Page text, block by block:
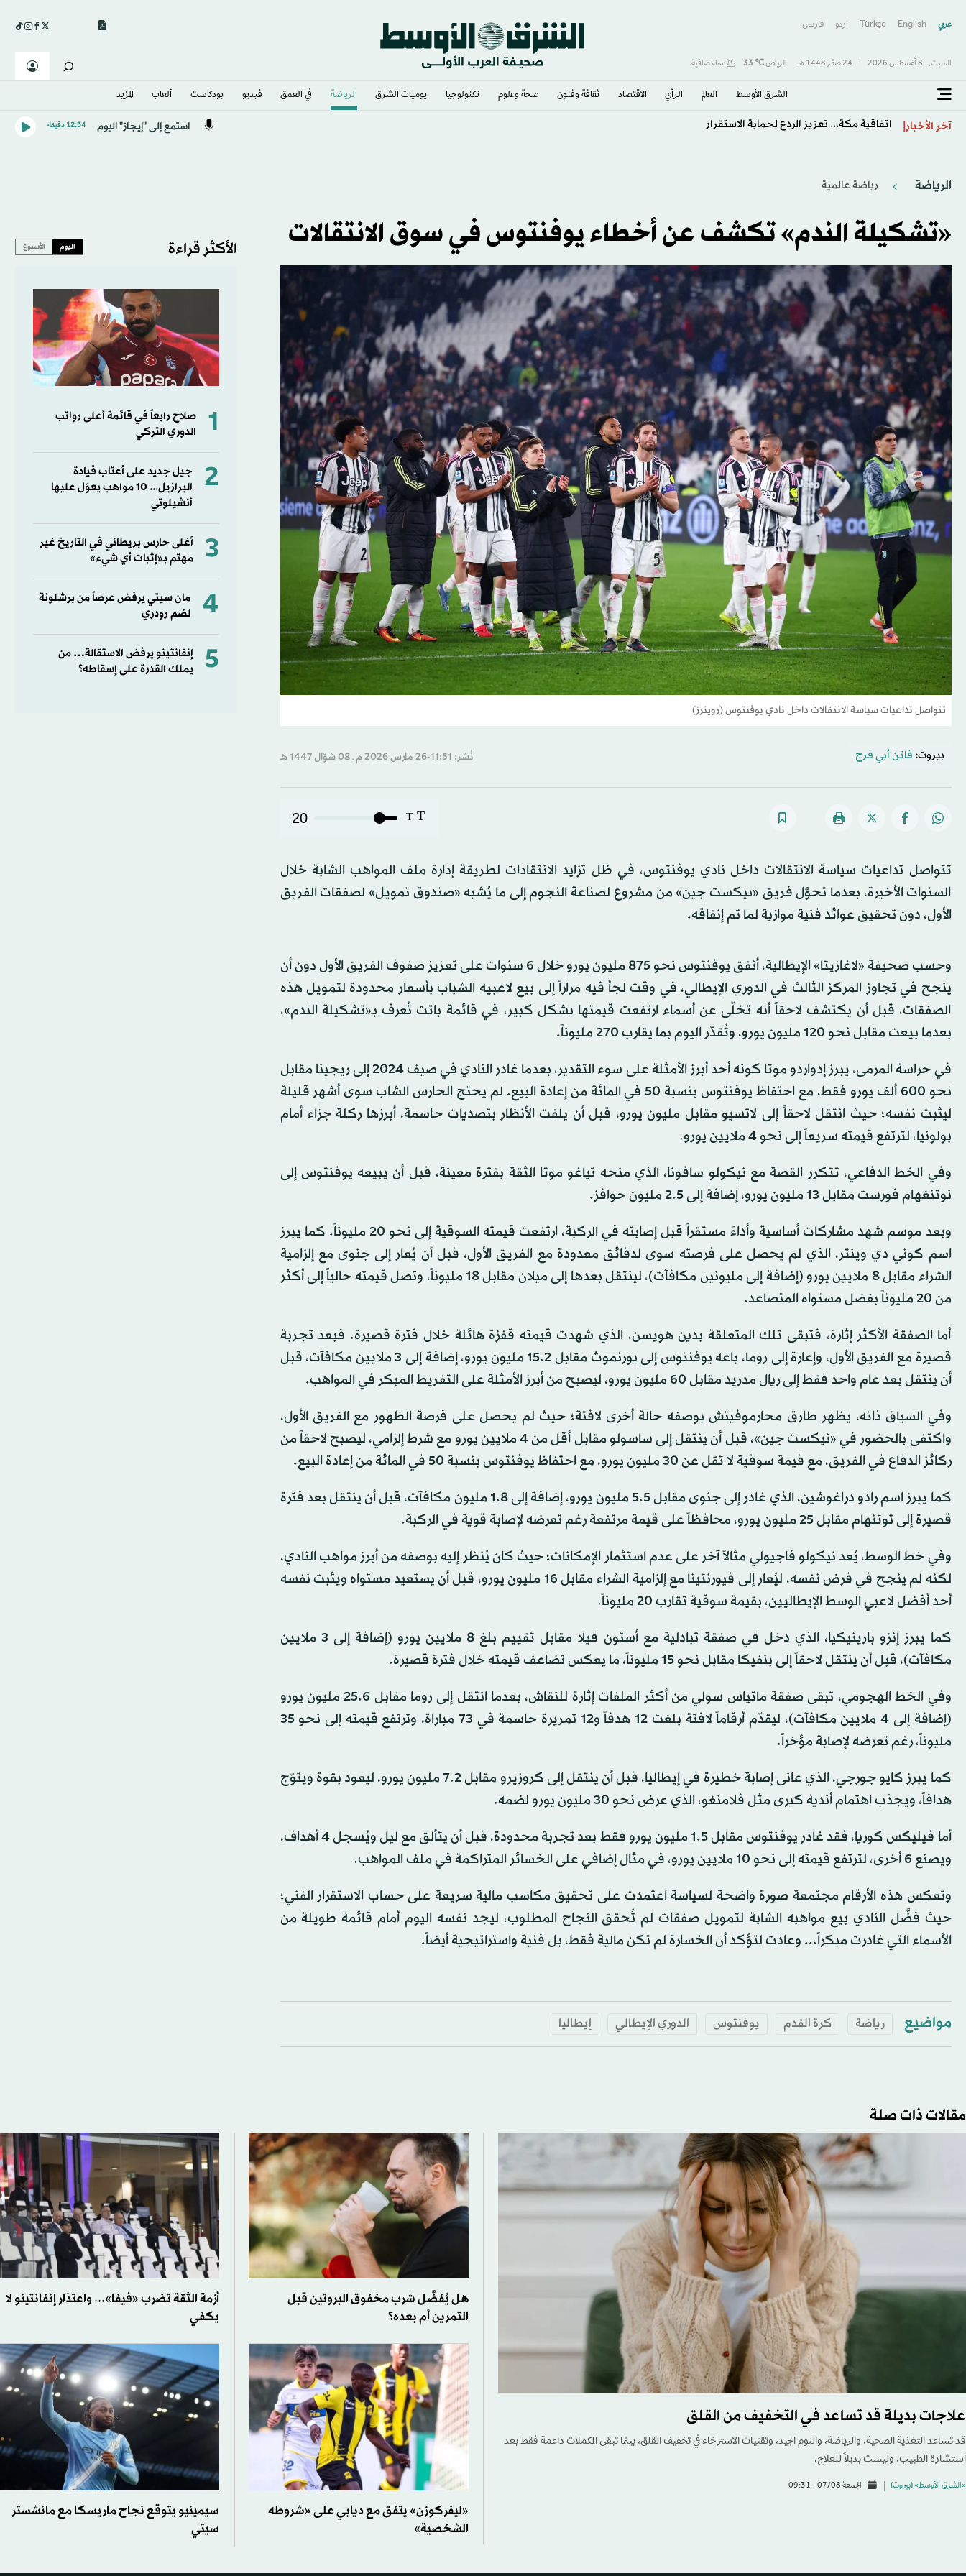
عربي English
Türkçe اردو فارسى
السبت, 8 أغسطس 2026 - 24 صفَر 1448 هـ الرياض℃
33 سماء صافية
الشرق الأوسط​ العالم الرأي الاقتصاد ثقافة وفنون صحة وعلوم تكنولوجيا يوميات الشرق​ الرياضة في العمق فيديو بودكاست ألعاب المزيد
آخر الأخبار اتفاقية مكة... تعزيز الردع لحماية الاستقرار استمع إلى "إيجاز" اليوم 12:34 دقيقه
الرياضة رياضة عالمية
«تشكيلة الندم» تكشف عن أخطاء يوفنتوس في سوق الانتقالات
تتواصل تداعيات سياسة الانتقالات داخل نادي يوفنتوس (رويترز)
بيروت: فاتن أبي فرج نُشر: 11:51-26 مارس 2026 م ـ 08 شوّال 1447 هـ
T
T
20
تتواصل تداعيات سياسة الانتقالات داخل نادي يوفنتوس، في ظل تزايد الانتقادات لطريقة إدارة ملف المواهب الشابة خلال
السنوات الأخيرة، بعدما تحوَّل فريق «نيكست جين» من مشروع لصناعة النجوم إلى ما يُشبه «صندوق تمويل» لصفقات الفريق
الأول، دون تحقيق عوائد فنية موازية لما تم إنفاقه.
وحسب صحيفة «لاغازيتا» الإيطالية، أنفق يوفنتوس نحو 875 مليون يورو خلال 6 سنوات على تعزيز صفوف الفريق الأول دون أن
ينجح في تجاوز المركز الثالث في الدوري الإيطالي، في وقت لجأ فيه مراراً إلى بيع لاعبيه الشباب بأسعار محدودة لتمويل هذه
الصفقات، قبل أن يكتشف لاحقاً أنه تخلَّى عن أسماء ارتفعت قيمتها بشكل كبير، في قائمة باتت تُعرف بـ«تشكيلة الندم»،
بعدما بيعت مقابل نحو 120 مليون يورو، وتُقدّر اليوم بما يقارب 270 مليوناً.
في حراسة المرمى، يبرز إدواردو موتا كونه أحد أبرز الأمثلة على سوء التقدير، بعدما غادر النادي في صيف 2024 إلى ريجينا مقابل
نحو 600 ألف يورو فقط، مع احتفاظ يوفنتوس بنسبة 50 في المائة من إعادة البيع. لم يحتج الحارس الشاب سوى أشهر قليلة
ليثبت نفسه؛ حيث انتقل لاحقاً إلى لاتسيو مقابل مليون يورو، قبل أن يلفت الأنظار بتصديات حاسمة، أبرزها ركلة جزاء أمام
بولونيا، لترتفع قيمته سريعاً إلى نحو 4 ملايين يورو.
وفي الخط الدفاعي، تتكرر القصة مع نيكولو سافونا، الذي منحه تياغو موتا الثقة بفترة معينة، قبل أن يبيعه يوفنتوس إلى
نوتنغهام فورست مقابل 13 مليون يورو، إضافة إلى 2.5 مليون حوافز.
وبعد موسم شهد مشاركات أساسية وأداءً مستقراً قبل إصابته في الركبة، ارتفعت قيمته السوقية إلى نحو 20 مليوناً. كما يبرز
اسم كوني دي وينتر، الذي لم يحصل على فرصته سوى لدقائق معدودة مع الفريق الأول، قبل أن يُعار إلى جنوى مع إلزامية
الشراء مقابل 8 ملايين يورو (إضافة إلى مليونين مكافآت)، لينتقل بعدها إلى ميلان مقابل 18 مليوناً، وتصل قيمته حالياً إلى أكثر
من 20 مليوناً بفضل مستواه المتصاعد.
أما الصفقة الأكثر إثارة، فتبقى تلك المتعلقة بدين هويسن، الذي شهدت قيمته قفزة هائلة خلال فترة قصيرة. فبعد تجربة
قصيرة مع الفريق الأول، وإعارة إلى روما، باعه يوفنتوس إلى بورنموث مقابل 15.2 مليون يورو، إضافة إلى 3 ملايين مكافآت، قبل
أن ينتقل بعد عام واحد فقط إلى ريال مدريد مقابل 60 مليون يورو، ليصبح من أبرز الأمثلة على التفريط المبكر في المواهب.
وفي السياق ذاته، يظهر طارق محارموفيتش بوصفه حالة أخرى لافتة؛ حيث لم يحصل على فرصة الظهور مع الفريق الأول،
واكتفى بالحضور في «نيكست جين»، قبل أن ينتقل إلى ساسولو مقابل أقل من 4 ملايين يورو مع شرط إلزامي، ليصبح لاحقاً من
ركائز الدفاع في الفريق، مع قيمة سوقية لا تقل عن 30 مليون يورو، مع احتفاظ يوفنتوس بنسبة 50 في المائة من إعادة البيع.
كما يبرز اسم رادو دراغوشين، الذي غادر إلى جنوى مقابل 5.5 مليون يورو، إضافة إلى 1.8 مليون مكافآت، قبل أن ينتقل بعد فترة
قصيرة إلى توتنهام مقابل 25 مليون يورو، محافظاً على قيمة مرتفعة رغم تعرضه لإصابة قوية في الركبة.
وفي خط الوسط، يُعد نيكولو فاجيولي مثالاً آخر على عدم استثمار الإمكانات؛ حيث كان يُنظر إليه بوصفه من أبرز مواهب النادي،
لكنه لم ينجح في فرض نفسه، ليُعار إلى فيورنتينا مع إلزامية الشراء مقابل 16 مليون يورو، قبل أن يستعيد مستواه ويثبت نفسه
أحد أفضل لاعبي الوسط الإيطاليين، بقيمة سوقية تقارب 20 مليوناً.
كما يبرز إنزو بارينيكيا، الذي دخل في صفقة تبادلية مع أستون فيلا مقابل تقييم بلغ 8 ملايين يورو (إضافة إلى 3 ملايين
مكافآت)، قبل أن ينتقل لاحقاً إلى بنفيكا مقابل نحو 15 مليوناً، ما يعكس تضاعف قيمته خلال فترة قصيرة.
وفي الخط الهجومي، تبقى صفقة ماتياس سولي من أكثر الملفات إثارة للنقاش، بعدما انتقل إلى روما مقابل 25.6 مليون يورو
(إضافة إلى 4 ملايين مكافآت)، ليقدّم أرقاماً لافتة بلغت 12 هدفاً و12 تمريرة حاسمة في 73 مباراة، وترتفع قيمته إلى نحو 35
مليوناً، رغم تعرضه لإصابة مؤخراً.
كما يبرز كايو جورجي، الذي عانى إصابة خطيرة في إيطاليا، قبل أن ينتقل إلى كروزيرو مقابل 7.2 مليون يورو، ليعود بقوة ويتوّج
هدافاً، ويجذب اهتمام أندية كبرى مثل فلامنغو، الذي عرض نحو 30 مليون يورو لضمه.
أما فيليكس كوريا، فقد غادر يوفنتوس مقابل 1.5 مليون يورو فقط بعد تجربة محدودة، قبل أن يتألق مع ليل ويُسجل 4 أهداف،
ويصنع 6 أخرى، لترتفع قيمته إلى نحو 10 ملايين يورو، في مثال إضافي على الخسائر المتراكمة في ملف المواهب.
وتعكس هذه الأرقام مجتمعة صورة واضحة لسياسة اعتمدت على تحقيق مكاسب مالية سريعة على حساب الاستقرار الفني؛
حيث فضَّل النادي بيع مواهبه الشابة لتمويل صفقات لم تُحقق النجاح المطلوب، ليجد نفسه اليوم أمام قائمة طويلة من
الأسماء التي غادرت مبكراً... وعادت لتؤكد أن الخسارة لم تكن مالية فقط، بل فنية واستراتيجية أيضاً.
مواضيع رياضة كرة القدم يوفنتوس الدوري الإيطالي إيطاليا
الأكثر قراءة اليوم الأسبوع
1
صلاح رابعاً في قائمة أعلى رواتب
الدوري التركي
2
جيل جديد على أعتاب قيادة
البرازيل... 10 مواهب يعوّل عليها
أنشيلوتي
3
أغلى حارس بريطاني في التاريخ غير
مهتم بـ«إثبات أي شيء»
4
مان سيتي يرفض عرضاً من برشلونة
لضم رودري
5
إنفانتينو يرفض الاستقالة… من
يملك القدرة على إسقاطه؟
مقالات ذات صلة
علاجات بديلة قد تساعد في التخفيف من القلق
قد تساعد التغذية الصحية، والرياضة، والنوم الجيد، وتقنيات الاسترخاء في تخفيف القلق، بينما تبقى المكملات داعمة فقط بعد
استشارة الطبيب، وليست بديلاً للعلاج.
«الشرق الأوسط» (بيروت) الجمعة 07/08 - 09:31
هل يُفضَّل شرب مخفوق البروتين قبل
التمرين أم بعده؟
أزمة الثقة تضرب «فيفا»... واعتذار إنفانتينو لا
يكفي
«ليفركوزن» يتفق مع ديابي على «شروطه
الشخصية»
سيمينيو يتوقع نجاح ماريسكا مع مانشستر
سيتي